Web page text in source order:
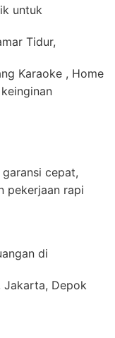
untuk
Tidur,
Karaoke , Home
cepat,
pekerjaan rapi
di
Jakarta, Depok